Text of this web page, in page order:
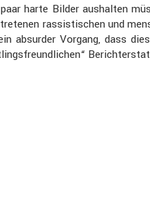
harte Bilder aushalten
rassis­ti­schen und
Vorgang, dass